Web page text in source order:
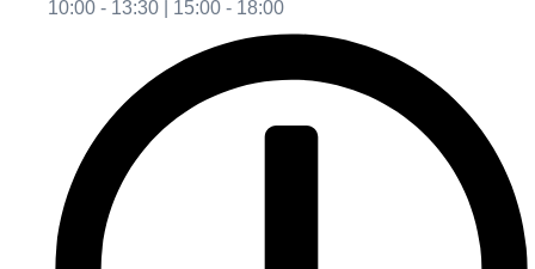
10:00 - 13:30 | 15:00 - 18:00